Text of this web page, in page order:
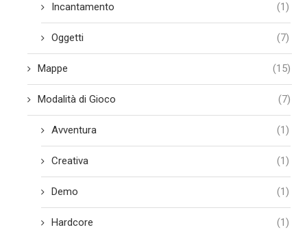
Incantamento (1)
Oggetti (7)
Mappe (15)
Modalità di Gioco (7)
Avventura (1)
Creativa (1)
Demo (1)
Hardcore (1)